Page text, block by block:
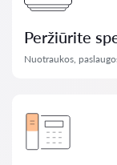
Peržiūrite
Nuotraukos,